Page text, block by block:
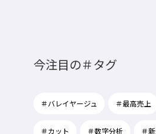
今注目の＃タグ
＃バレイヤージュ ＃最高売上
＃カット ＃数字分析 ＃